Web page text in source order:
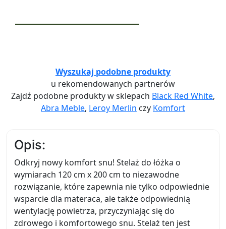
Wyszukaj podobne produkty
u rekomendowanych partnerów
Zajdź podobne produkty w sklepach Black Red White,
Abra Meble, Leroy Merlin czy Komfort
Opis:
Odkryj nowy komfort snu! Stelaż do łóżka o
wymiarach 120 cm x 200 cm to niezawodne
rozwiązanie, które zapewnia nie tylko odpowiednie
wsparcie dla materaca, ale także odpowiednią
wentylację powietrza, przyczyniając się do
zdrowego i komfortowego snu. Stelaż ten jest